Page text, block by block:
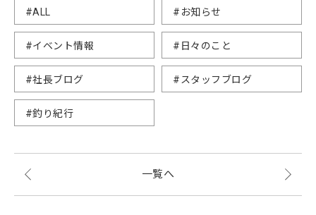
#ALL #お知らせ
#イベント情報 #日々のこと
#社長ブログ #スタッフブログ
#釣り紀行
一覧へ